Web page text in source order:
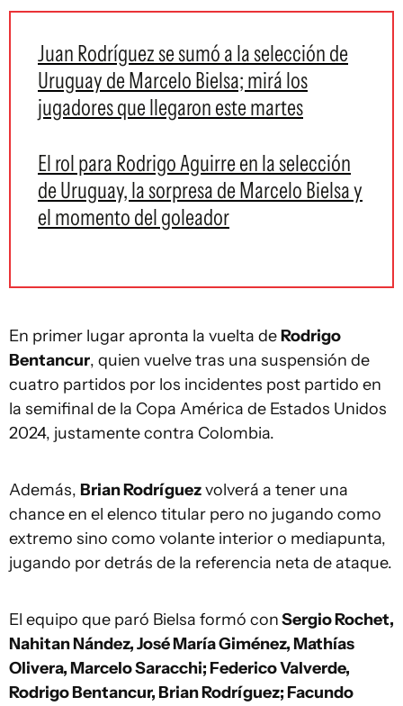
Juan Rodríguez se sumó a la selección de
Uruguay de Marcelo Bielsa; mirá los
jugadores que llegaron este martes
El rol para Rodrigo Aguirre en la selección
de Uruguay, la sorpresa de Marcelo Bielsa y
el momento del goleador
En primer lugar apronta la vuelta deRodrigo
Bentancur, quien vuelve tras una suspensión de
cuatro partidos por los incidentes post partido en
la semifinal de la Copa América de Estados Unidos
2024, justamente contra Colombia.
Además, Brian Rodríguezvolverá a tener una
chance en el elenco titular pero no jugando como
extremo sino como volante interior o mediapunta,
jugando por detrás de la referencia neta de ataque.
El equipo que paró Bielsa formó conSergio Rochet,
Nahitan Nández, José María Giménez, Mathías
Olivera, Marcelo Saracchi; Federico Valverde,
Rodrigo Bentancur, Brian Rodríguez; Facundo